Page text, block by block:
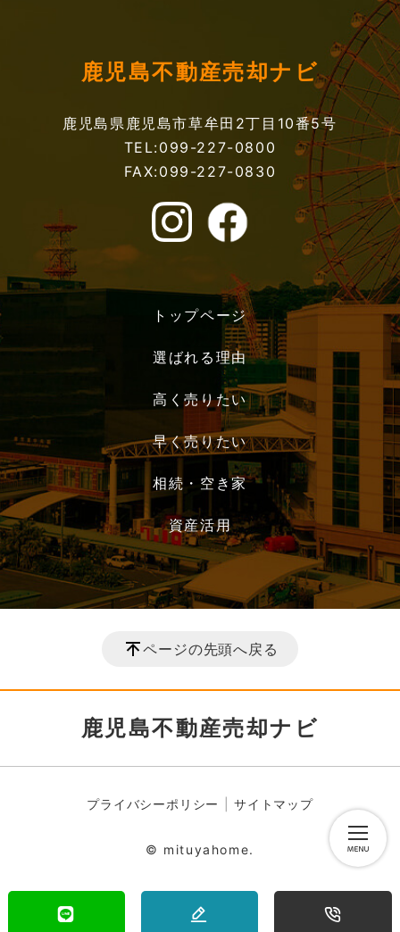
鹿児島不動産売却ナビ
鹿児島県鹿児島市草牟田2丁目10番5号
TEL:099-227-0800
FAX:099-227-0830
トップページ
選ばれる理由
高く売りたい
早く売りたい
相続・空き家
資産活用
ページの先頭へ戻る
鹿児島不動産売却ナビ
プライバシーポリシー サイトマップ
© mituyahome.